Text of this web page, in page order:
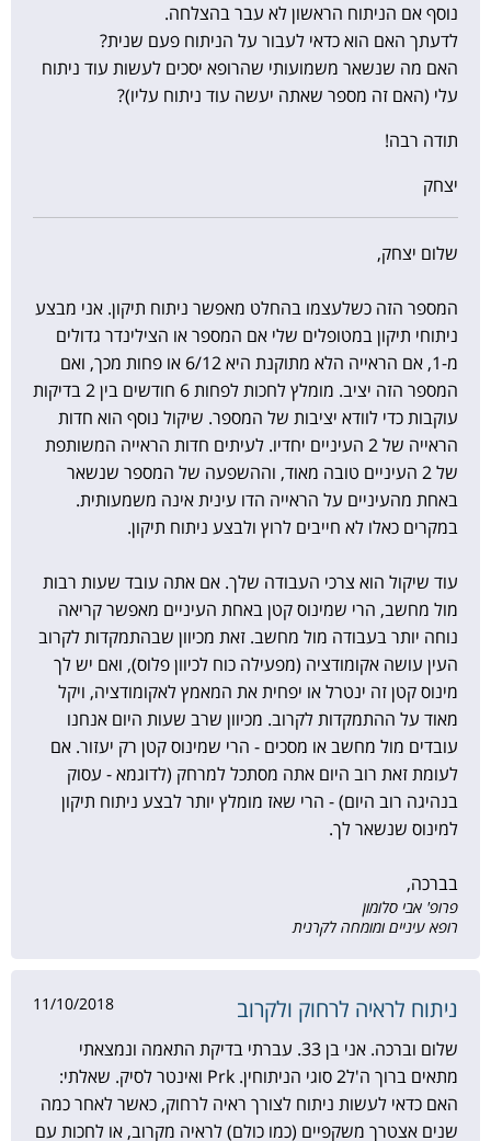
נוסף אם הניתוח הראשון לא עבר בהצלחה.
לדעתך האם הוא כדאי לעבור על הניתוח פעם שנית?
האם מה שנשאר משמועותי שהרופא יסכים לעשות עוד ניתוח
עלי (האם זה מספר שאתה יעשה עוד ניתוח עליו)?
תודה רבה!
יצחק
שלום יצחק,
המספר הזה כשלעצמו בהחלט מאפשר ניתוח תיקון. אני מבצע
ניתוחי תיקון במטופלים שלי אם המספר או הצילינדר גדולים
מ-1, אם הראייה הלא מתוקנת היא 6/12 או פחות מכך, ואם
המספר הזה יציב. מומלץ לחכות לפחות 6 חודשים בין 2 בדיקות
עוקבות כדי לוודא יציבות של המספר. שיקול נוסף הוא חדות
הראייה של 2 העיניים יחדיו. לעיתים חדות הראייה המשותפת
של 2 העיניים טובה מאוד, וההשפעה של המספר שנשאר
באחת מהעיניים על הראייה הדו עינית אינה משמעותית.
במקרים כאלו לא חייבים לרוץ ולבצע ניתוח תיקון.
עוד שיקול הוא צרכי העבודה שלך. אם אתה עובד שעות רבות
מול מחשב, הרי שמינוס קטן באחת העיניים מאפשר קריאה
נוחה יותר בעבודה מול מחשב. זאת מכיוון שבהתמקדות לקרוב
העין עושה אקומודציה (מפעילה כוח לכיוון פלוס), ואם יש לך
מינוס קטן זה ינטרל או יפחית את המאמץ לאקומודציה, ויקל
מאוד על ההתמקדות לקרוב. מכיוון שרב שעות היום אנחנו
עובדים מול מחשב או מסכים - הרי שמינוס קטן רק יעזור. אם
לעומת זאת רוב היום אתה מסתכל למרחק (לדוגמא - עסוק
בנהיגה רוב היום) - הרי שאז מומלץ יותר לבצע ניתוח תיקון
למינוס שנשאר לך.
בברכה,
פרופ' אבי סלומון
רופא עיניים ומומחה לקרנית
ניתוח לראיה לרחוק ולקרוב 11/10/2018
שלום וברכה. אני בן 33. עברתי בדיקת התאמה ונמצאתי
מתאים ברוך ה'ל2 סוגי הניתוחין. Prk ואינטר לסיק. שאלתי:
האם כדאי לעשות ניתוח לצורך ראיה לרחוק, כאשר לאחר כמה
שנים אצטרך משקפיים (כמו כולם) לראיה מקרוב, או לחכות עם